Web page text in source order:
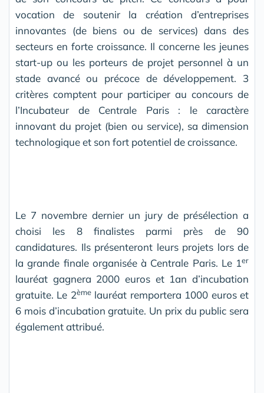
vocation de soutenir la création d’entreprises
innovantes (de biens ou de services) dans des
secteurs en forte croissance. Il concerne les jeunes
start-up ou les porteurs de projet personnel à un
stade avancé ou précoce de développement. 3
critères comptent pour participer au concours de
l’Incubateur de Centrale Paris : le caractère
innovant du projet (bien ou service), sa dimension
technologique et son fort potentiel de croissance.
Le 7 novembre dernier un jury de présélection a
choisi les 8 finalistes parmi près de 90
candidatures. Ils présenteront leurs projets lors de
la grande finale organisée à Centrale Paris. Le 1er
lauréat gagnera 2000 euros et 1an d’incubation
gratuite. Le 2èmelauréat remportera 1000 euros et
6 mois d’incubation gratuite. Un prix du public sera
également attribué.